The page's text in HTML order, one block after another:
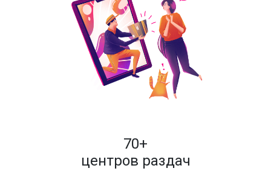
70+
центров раздач